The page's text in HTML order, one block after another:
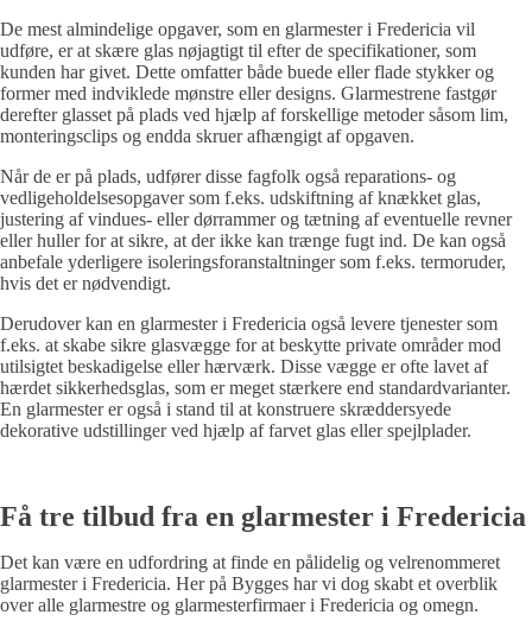
De mest almindelige opgaver, som en glarmester i Fredericia vil
udføre, er at skære glas nøjagtigt til efter de specifikationer, som
kunden har givet. Dette omfatter både buede eller flade stykker og
former med indviklede mønstre eller designs. Glarmestrene fastgør
derefter glasset på plads ved hjælp af forskellige metoder såsom lim,
monteringsclips og endda skruer afhængigt af opgaven.
Når de er på plads, udfører disse fagfolk også reparations- og
vedligeholdelsesopgaver som f.eks. udskiftning af knækket glas,
justering af vindues- eller dørrammer og tætning af eventuelle revner
eller huller for at sikre, at der ikke kan trænge fugt ind. De kan også
anbefale yderligere isoleringsforanstaltninger som f.eks. termoruder,
hvis det er nødvendigt.
Derudover kan en glarmester i Fredericia også levere tjenester som
f.eks. at skabe sikre glasvægge for at beskytte private områder mod
utilsigtet beskadigelse eller hærværk. Disse vægge er ofte lavet af
hærdet sikkerhedsglas, som er meget stærkere end standardvarianter.
En glarmester er også i stand til at konstruere skræddersyede
dekorative udstillinger ved hjælp af farvet glas eller spejlplader.
Få tre tilbud fra en glarmester i Fredericia
Det kan være en udfordring at finde en pålidelig og velrenommeret
glarmester i Fredericia. Her på Bygges har vi dog skabt et overblik
over alle glarmestre og glarmesterfirmaer i Fredericia og omegn.